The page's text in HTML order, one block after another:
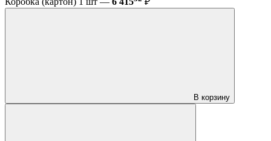
В корзину